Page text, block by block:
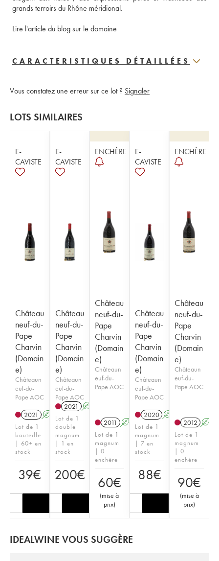
grands terroirs du Rhône méridional.
Lire l'article du blog sur le domaine
CARACTERISTIQUES DÉTAILLÉES
Vous constatez une erreur sur ce lot ? Signaler
LOTS SIMILAIRES
E-
CAVISTE
Château
neuf-du-
Pape
Charvin
(Domain
e)
Châteaun
euf-du-
Pape AOC
2021 A
Lot de 1
bouteille
| 60+ en
stock
39€
E-
CAVISTE
Château
neuf-du-
Pape
Charvin
(Domain
e)
Châteaun
euf-du-
Pape AOC
2021 A
Lot de 1
double
magnum
| 1 en
stock
200€
ENCHÈRE
Château
neuf-du-
Pape
Charvin
(Domain
e)
Châteaun
euf-du-
Pape AOC
2011 A
Lot de 1
magnum
| 0
enchère
60€
(mise à
prix)
E-
CAVISTE
Château
neuf-du-
Pape
Charvin
(Domain
e)
Châteaun
euf-du-
Pape AOC
2020 A
Lot de 1
magnum
| 7 en
stock
88€
ENCHÈRE
Château
neuf-du-
Pape
Charvin
(Domain
e)
Châteaun
euf-du-
Pape AOC
2012 A
Lot de 1
magnum
| 0
enchère
90€
(mise à
prix)
IDEALWINE VOUS SUGGÈRE